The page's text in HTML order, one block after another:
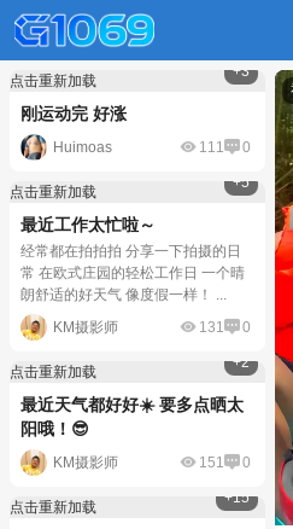
+3
点击重新加载
刚运动完 好涨
Huimoas 111 0
+5
点击重新加载
最近工作太忙啦～
经常都在拍拍拍 分享一下拍摄的日
常 在欧式庄园的轻松工作日 一个晴
朗舒适的好天气 像度假一样！ ...
KM摄影师
131 0
+2
点击重新加载
最近天气都好好☀️ 要多点晒太
阳哦！😎
KM摄影师 151 0
+15
点击重新加载